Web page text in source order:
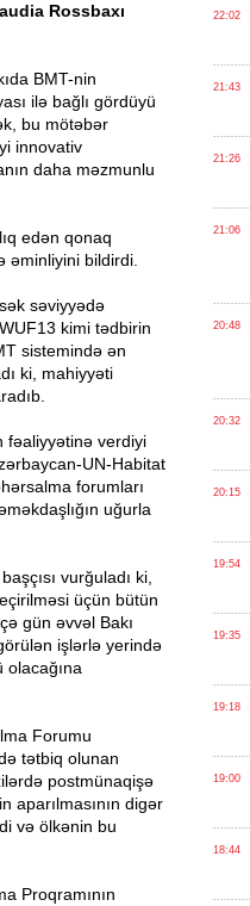
Rossbaxı
BMT-nin
ilə bağlı gördüyü
bu mötəbər
innovativ
daha məzmunlu
edən qonaq
əminliyini bildirdi.
səviyyədə
kimi tədbirin
sistemində ən
ki, mahiyyəti
fəaliyyətinə verdiyi
UN-Habitat
forumları
uğurla
vurğuladı ki,
üçün bütün
gün əvvəl Bakı
işlərlə yerində
olacağına
Forumu
tətbiq olunan
postmünaqişə
aparılmasının digər
və ölkənin bu
Proqramının
22:02
21:43
21:26
21:06
20:48
20:32
20:15
19:54
19:35
19:18
19:00
18:44